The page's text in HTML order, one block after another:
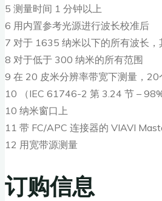
5 测量时间 1 分钟以上
6 用内置参考光源进行波长校准后
7 对于 1635 纳米以下的所有波长
8 对于低于 300 纳米的所有范围
9 在 20 皮米分辨率带宽下测量，20
10 （IEC 61746-2 第 3.24 节 –
10 纳米窗口上
11 带 FC/APC 连接器的 VIAVI
12 用宽带源测量
订购信息